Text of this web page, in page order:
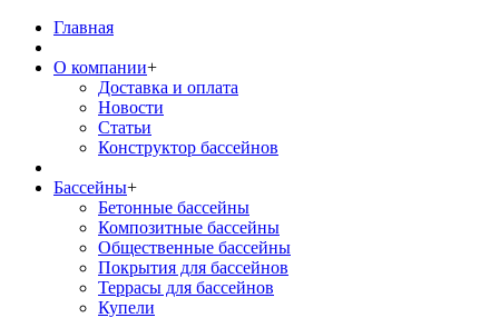
Главная
О компании+
Доставка и оплата
Новости
Статьи
Конструктор бассейнов
Бассейны+
Бетонные бассейны
Композитные бассейны
Общественные бассейны
Покрытия для бассейнов
Террасы для бассейнов
Купели